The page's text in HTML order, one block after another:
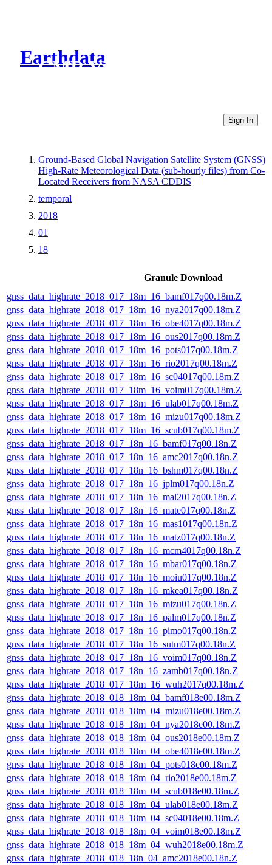
Earthdata
CMR Virtual Directories
Sign In
Ground-Based Global Navigation Satellite System (GNSS)
High-Rate Meteorological Data (sub-hourly files) from Co-
Located Receivers from NASA CDDIS
temporal
2018
01
18
Granule Download
gnss_data_highrate_2018_017_18m_16_bamf017q00.18m.Z
gnss_data_highrate_2018_017_18m_16_nya2017q00.18m.Z
gnss_data_highrate_2018_017_18m_16_obe4017q00.18m.Z
gnss_data_highrate_2018_017_18m_16_ous2017q00.18m.Z
gnss_data_highrate_2018_017_18m_16_pots017q00.18m.Z
gnss_data_highrate_2018_017_18m_16_rio2017q00.18m.Z
gnss_data_highrate_2018_017_18m_16_sc04017q00.18m.Z
gnss_data_highrate_2018_017_18m_16_voim017q00.18m.Z
gnss_data_highrate_2018_017_18m_16_ulab017q00.18m.Z
gnss_data_highrate_2018_017_18m_16_mizu017q00.18m.Z
gnss_data_highrate_2018_017_18m_16_scub017q00.18m.Z
gnss_data_highrate_2018_017_18n_16_bamf017q00.18n.Z
gnss_data_highrate_2018_017_18n_16_amc2017q00.18n.Z
gnss_data_highrate_2018_017_18n_16_bshm017q00.18n.Z
gnss_data_highrate_2018_017_18n_16_jplm017q00.18n.Z
gnss_data_highrate_2018_017_18n_16_mal2017q00.18n.Z
gnss_data_highrate_2018_017_18n_16_mate017q00.18n.Z
gnss_data_highrate_2018_017_18n_16_mas1017q00.18n.Z
gnss_data_highrate_2018_017_18n_16_matz017q00.18n.Z
gnss_data_highrate_2018_017_18n_16_mcm4017q00.18n.Z
gnss_data_highrate_2018_017_18n_16_mbar017q00.18n.Z
gnss_data_highrate_2018_017_18n_16_moiu017q00.18n.Z
gnss_data_highrate_2018_017_18n_16_mkea017q00.18n.Z
gnss_data_highrate_2018_017_18n_16_mizu017q00.18n.Z
gnss_data_highrate_2018_017_18n_16_palm017q00.18n.Z
gnss_data_highrate_2018_017_18n_16_pimo017q00.18n.Z
gnss_data_highrate_2018_017_18n_16_sutm017q00.18n.Z
gnss_data_highrate_2018_017_18n_16_voim017q00.18n.Z
gnss_data_highrate_2018_017_18n_16_zamb017q00.18n.Z
gnss_data_highrate_2018_017_18m_16_wuh2017q00.18m.Z
gnss_data_highrate_2018_018_18m_04_bamf018e00.18m.Z
gnss_data_highrate_2018_018_18m_04_mizu018e00.18m.Z
gnss_data_highrate_2018_018_18m_04_nya2018e00.18m.Z
gnss_data_highrate_2018_018_18m_04_ous2018e00.18m.Z
gnss_data_highrate_2018_018_18m_04_obe4018e00.18m.Z
gnss_data_highrate_2018_018_18m_04_pots018e00.18m.Z
gnss_data_highrate_2018_018_18m_04_rio2018e00.18m.Z
gnss_data_highrate_2018_018_18m_04_scub018e00.18m.Z
gnss_data_highrate_2018_018_18m_04_ulab018e00.18m.Z
gnss_data_highrate_2018_018_18m_04_sc04018e00.18m.Z
gnss_data_highrate_2018_018_18m_04_voim018e00.18m.Z
gnss_data_highrate_2018_018_18m_04_wuh2018e00.18m.Z
gnss_data_highrate_2018_018_18n_04_amc2018e00.18n.Z